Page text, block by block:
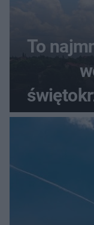
To
przez